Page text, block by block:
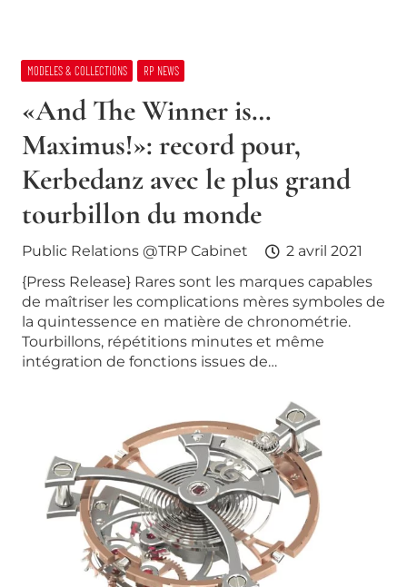
MODELES & COLLECTIONS RP NEWS
«And The Winner is…
Maximus!»: record pour,
Kerbedanz avec le plus grand
tourbillon du monde
Public Relations @TRP Cabinet
2 avril 2021
{Press Release} Rares sont les marques capables
de maîtriser les complications mères symboles de
la quintessence en matière de chronométrie.
Tourbillons, répétitions minutes et même
intégration de fonctions issues de…